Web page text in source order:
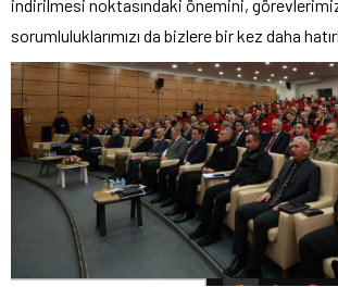
indirilmesi noktasındaki önemini,
sorumluluklarımızı da bizlere bir kez daha